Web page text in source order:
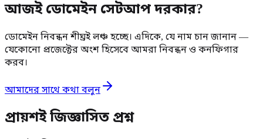
আজই ডোমেইন সেটআপ দরকার?
ডোমেইন নিবন্ধন শীঘ্রই লঞ্চ হচ্ছে। এদিকে, যে নাম চান জানান —
যেকোনো প্রজেক্টের অংশ হিসেবে আমরা নিবন্ধন ও কনফিগার
করব।
আমাদের সাথে কথা বলুন
প্রায়শই জিজ্ঞাসিত প্রশ্ন